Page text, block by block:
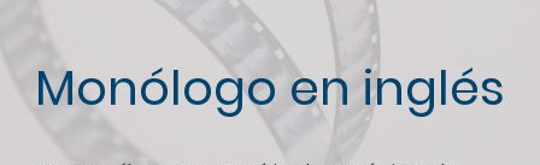
Monólogo en inglés